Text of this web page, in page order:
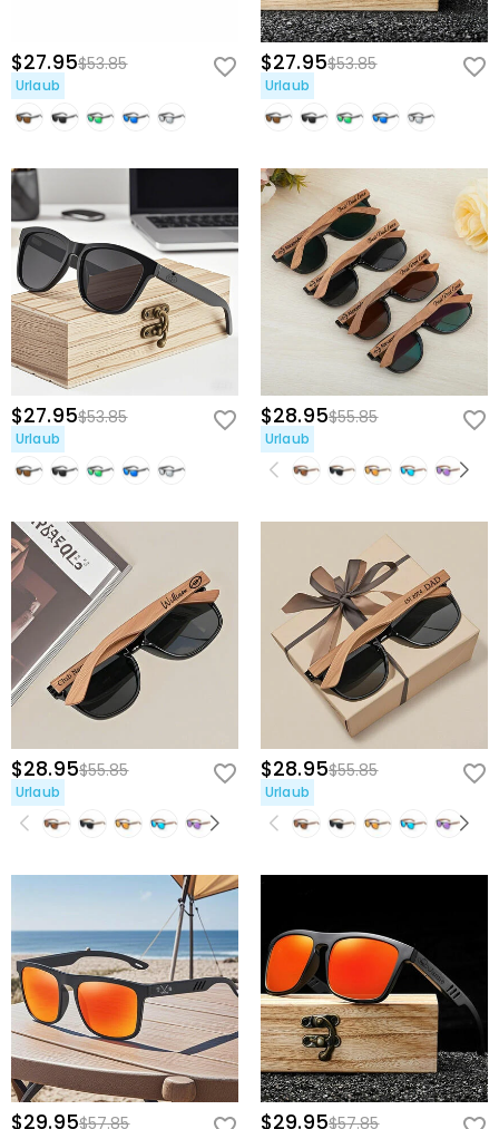
$27.95$53.85
Urlaub
$27.95$53.85
Urlaub
$27.95$53.85
Urlaub
$28.95$55.85
Urlaub
$28.95$55.85
Urlaub
$28.95$55.85
Urlaub
$29.95$57.85 $29.95$57.85